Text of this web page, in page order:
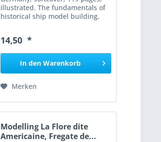
illustrated. The fundamentals of
historical ship model building,
and how to evaluate originals and
plans as a...
14,50 *
In den Warenkorb
Merken
Modelling La Flore dite
Americaine, Fregate de...